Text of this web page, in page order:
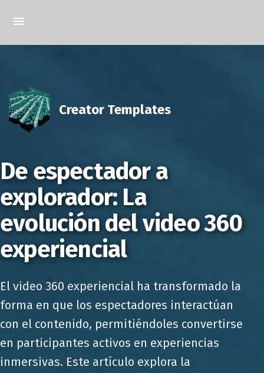
Creator Templates
De espectador a
explorador: La
evolución del video 360
experiencial
El video 360 experiencial ha transformado la
forma en que los espectadores interactúan
con el contenido, permitiéndoles convertirse
en participantes activos en experiencias
inmersivas. Este artículo explora la